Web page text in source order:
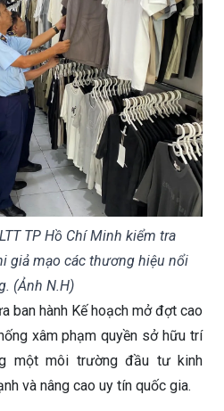
TP Hồ Chí Minh kiểm tra
giả mạo các thương hiệu nổi
(Ảnh N.H)
ban hành Kế hoạch mở đợt cao
xâm phạm quyền sở hữu trí
một môi trường đầu tư kinh
và nâng cao uy tín quốc gia.